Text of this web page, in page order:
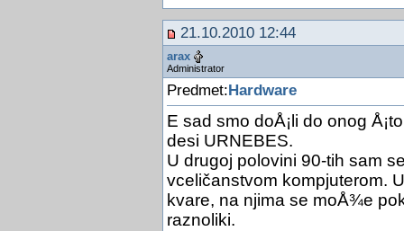
21.10.2010 12:44
arax
Administrator
Predmet: Hardware
E sad smo doÅ¡li do onog
desi URNEBES.
U drugoj polovini 90-tih sam
vceličanstvom kompjuterom.
kvare, na njima se moÅ¾e
raznoliki.